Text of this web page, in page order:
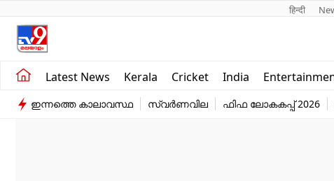
हिन्दी
Latest News Kerala Cricket India
Kerala
India
Education
ഇന്നത്തെ കാലാവസ്ഥ സ്വർണവില ഫിഫ ലോകകപ്പ് 2026